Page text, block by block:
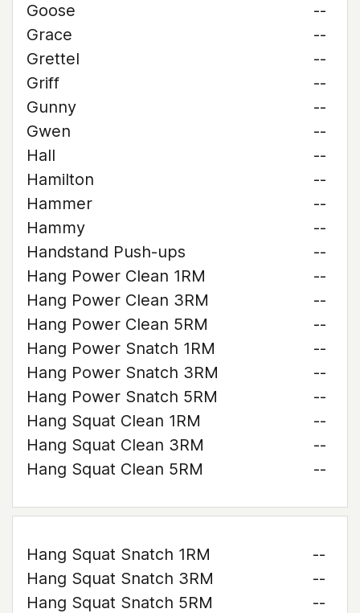
Goose
--
Grace
--
Grettel
--
Griff
--
Gunny
--
Gwen
--
Hall
--
Hamilton
--
Hammer
--
Hammy
--
Handstand Push-ups
--
Hang Power Clean 1RM
--
Hang Power Clean 3RM
--
Hang Power Clean 5RM
--
Hang Power Snatch 1RM
--
Hang Power Snatch 3RM
--
Hang Power Snatch 5RM
--
Hang Squat Clean 1RM
--
Hang Squat Clean 3RM
--
Hang Squat Clean 5RM
--
Hang Squat Snatch 1RM
--
Hang Squat Snatch 3RM
--
Hang Squat Snatch 5RM
--